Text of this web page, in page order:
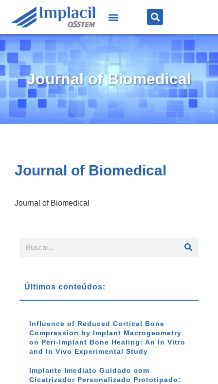
Journal of Biomedical
Journal of Biomedical
Journal of Biomedical
Últimos conteúdos:
Influence of Reduced Cortical Bone
Compression by Implant Macrogeometry
on Peri-Implant Bone Healing: An In Vitro
and In Vivo Experimental Study
Implante Imediato Guidado com
Cicatrizador Personalizado Prototipado: